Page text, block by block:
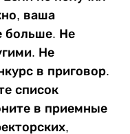
ваша
больше. Не
Не
в приговор.
список
в приемные